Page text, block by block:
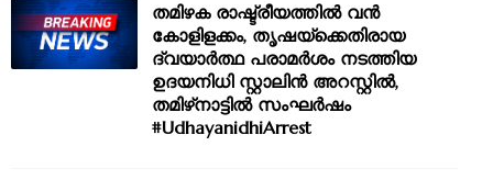
തമിഴക രാഷ്ട്രീയത്തിൽ വൻ
കോളിളക്കം, തൃഷയ്‌ക്കെതിരായ
ദ്വയാർത്ഥ പരാമർശം നടത്തിയ
ഉദയനിധി സ്റ്റാലിൻ അറസ്റ്റിൽ,
തമിഴ്‌നാട്ടിൽ സംഘർഷം
#UdhayanidhiArrest